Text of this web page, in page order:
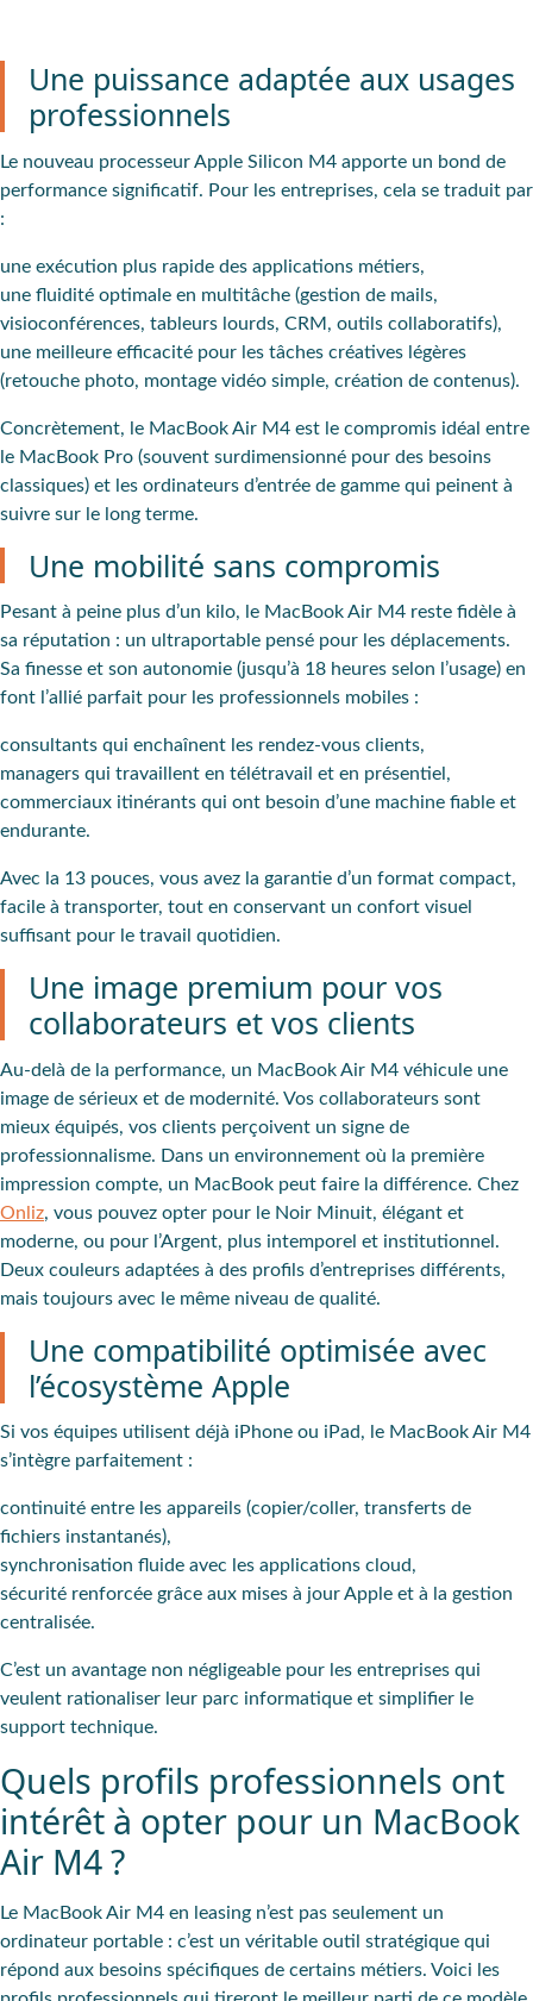
Une puissance adaptée aux usages
professionnels
Le nouveau processeur Apple Silicon M4 apporte un bond de
performance significatif. Pour les entreprises, cela se traduit par
:
une exécution plus rapide des applications métiers,
une fluidité optimale en multitâche (gestion de mails,
visioconférences, tableurs lourds, CRM, outils collaboratifs),
une meilleure efficacité pour les tâches créatives légères
(retouche photo, montage vidéo simple, création de contenus).
Concrètement, le MacBook Air M4 est le compromis idéal entre
le MacBook Pro (souvent surdimensionné pour des besoins
classiques) et les ordinateurs d’entrée de gamme qui peinent à
suivre sur le long terme.
Une mobilité sans compromis
Pesant à peine plus d’un kilo, le MacBook Air M4 reste fidèle à
sa réputation : un ultraportable pensé pour les déplacements.
Sa finesse et son autonomie (jusqu’à 18 heures selon l’usage) en
font l’allié parfait pour les professionnels mobiles :
consultants qui enchaînent les rendez-vous clients,
managers qui travaillent en télétravail et en présentiel,
commerciaux itinérants qui ont besoin d’une machine fiable et
endurante.
Avec la 13 pouces, vous avez la garantie d’un format compact,
facile à transporter, tout en conservant un confort visuel
suffisant pour le travail quotidien.
Une image premium pour vos
collaborateurs et vos clients
Au-delà de la performance, un MacBook Air M4 véhicule une
image de sérieux et de modernité. Vos collaborateurs sont
mieux équipés, vos clients perçoivent un signe de
professionnalisme. Dans un environnement où la première
impression compte, un MacBook peut faire la différence. Chez
Onliz, vous pouvez opter pour le Noir Minuit, élégant et
moderne, ou pour l’Argent, plus intemporel et institutionnel.
Deux couleurs adaptées à des profils d’entreprises différents,
mais toujours avec le même niveau de qualité.
Une compatibilité optimisée avec
l’écosystème Apple
Si vos équipes utilisent déjà iPhone ou iPad, le MacBook Air M4
s’intègre parfaitement :
continuité entre les appareils (copier/coller, transferts de
fichiers instantanés),
synchronisation fluide avec les applications cloud,
sécurité renforcée grâce aux mises à jour Apple et à la gestion
centralisée.
C’est un avantage non négligeable pour les entreprises qui
veulent rationaliser leur parc informatique et simplifier le
support technique.
Quels profils professionnels ont
intérêt à opter pour un MacBook
Air M4 ?
Le MacBook Air M4 en leasing n’est pas seulement un
ordinateur portable : c’est un véritable outil stratégique qui
répond aux besoins spécifiques de certains métiers. Voici les